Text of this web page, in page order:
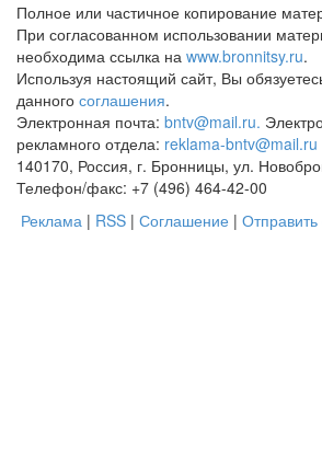
Полное или частичное копирование
При согласованном использовании
необходима ссылка на www.bronnitsy.ru.
Используя настоящий сайт, Вы
данного соглашения.
Электронная почта: bntv@mail.ru.
рекламного отдела: reklama-bntv@mail.ru
140170, Россия, г. Бронницы, ул.
Телефон/факс: +7 (496) 464-42-00
Реклама | RSS | Соглашение |